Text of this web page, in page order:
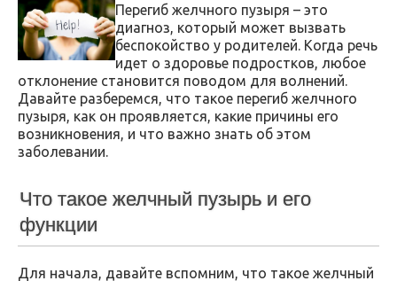
Перегиб желчного пузыря – это
диагноз, который может вызвать
беспокойство у родителей. Когда речь
идет о здоровье подростков, любое
отклонение становится поводом для волнений.
Давайте разберемся, что такое перегиб желчного
пузыря, как он проявляется, какие причины его
возникновения, и что важно знать об этом
заболевании.
Что такое желчный пузырь и его
функции
Для начала, давайте вспомним, что такое желчный